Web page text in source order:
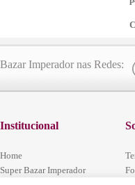
Bazar Imperador nas Redes:
Institucional
Home
Super Bazar Imperador